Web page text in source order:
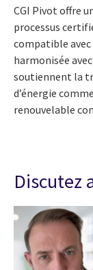
CGI Pivot offre
processus
compatible
harmonisée
soutiennent la
d’énergie
renouvelable
Discutez